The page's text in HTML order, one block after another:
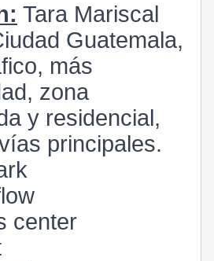
Tara Mariscal
Guatemala,
más
zona
y residencial,
principales.
center